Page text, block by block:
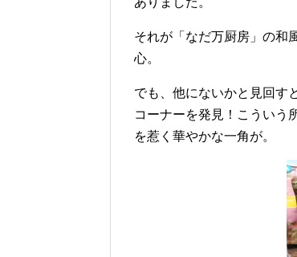
それが「なだ万厨房」の和
心。
でも、他にないかと見回す
コーナーを発見！こういう
を惹く華やかな一角が。